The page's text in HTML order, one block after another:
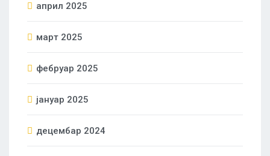
април 2025
март 2025
фебруар 2025
јануар 2025
децембар 2024